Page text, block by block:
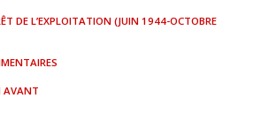
DE L’EXPLOITATION (JUIN 1944-OCTOBRE
AVANT